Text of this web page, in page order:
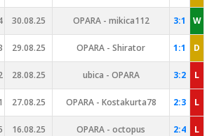
30.08.25 OPARA - mikica112 3:1 W
29.08.25 OPARA - Shirator 1:1 D
28.08.25 ubica - OPARA 3:2 L
27.08.25 OPARA - Kostakurta78 2:3 L
16.08.25 OPARA - octopus 2:4 L